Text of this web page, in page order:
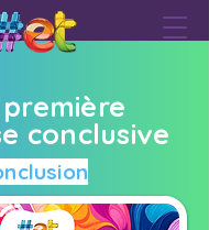
conclusive